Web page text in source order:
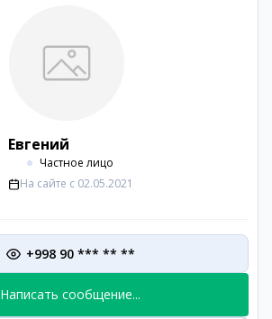
Евгений
Частное лицо
На сайте с 02.05.2021
+998 90 *** ** **
Написать сообщение...